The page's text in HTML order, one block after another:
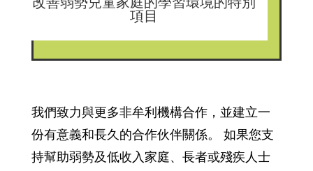
改善弱勢兒童家庭的學習環境的特別
項目
我們致力與更多非牟利機構合作，並建立一
份有意義和長久的合作伙伴關係。 如果您支
持幫助弱勢及低收入家庭、長者或殘疾人士